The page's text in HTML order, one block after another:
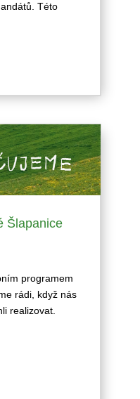
Této
Šlapanice
programem
rádi, když nás
realizovat.